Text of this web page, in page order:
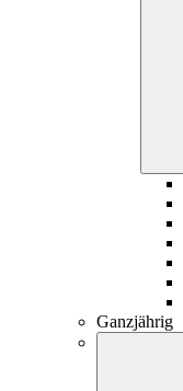
Ganzjährig